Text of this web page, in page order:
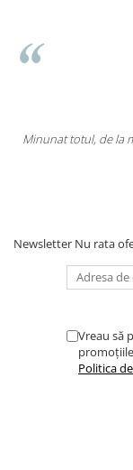
calitatea produselor.
Newsletter Nu rata
Vreau să
promoțiile
Politica